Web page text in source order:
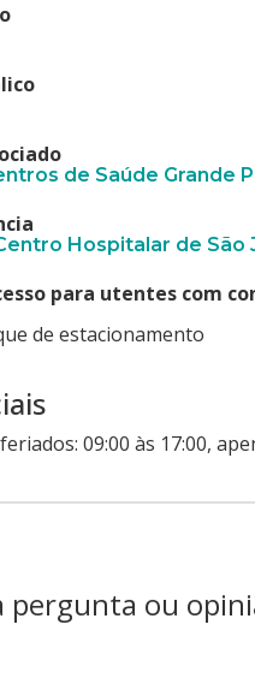
de Saúde Grande
Hospitalar de São
para utentes com
de estacionamento
09:00 às 17:00,
pergunta ou